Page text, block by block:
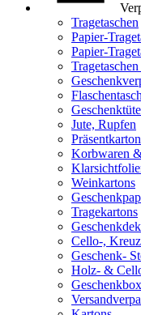
Tragetaschen
Papier-
Papier-
Jute, Rupfen
Präsentkarton
Korbwaren
Weinkartons
Tragekartons
Cello-,
Geschenk-
Holz- &